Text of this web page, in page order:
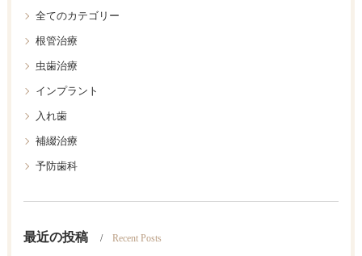
全てのカテゴリー
根管治療
虫歯治療
インプラント
入れ歯
補綴治療
予防歯科
最近の投稿 Recent Posts